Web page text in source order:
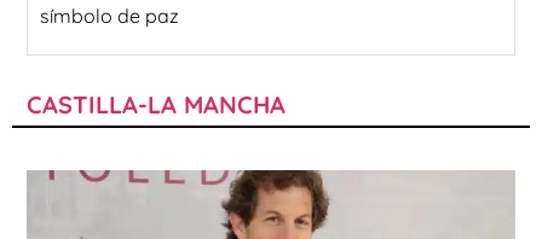
símbolo de paz
CASTILLA-LA MANCHA